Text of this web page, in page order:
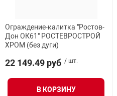
Ограждение-калитка "Ростов-
Дон ОК61" РОСТЕВРОСТРОЙ
ХРОМ (без дуги)
22 149.49 руб / шт.
В КОРЗИНУ